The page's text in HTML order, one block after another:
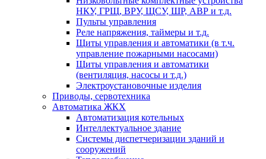
НКУ, ГРЩ, ВРУ, ЩСУ, ШР, АВР и т.д.
Пульты управления
Реле напряжения, таймеры и т.д.
Щиты управления и автоматики (в т.ч.
управление пожарными насосами)
Щиты управления и автоматики
(вентиляция, насосы и т.д.)
Электроустановочные изделия
Приводы, сервотехника
Автоматика ЖКХ
Автоматизация котельных
Интеллектуальное здание
Системы диспетчеризации зданий и
сооружений